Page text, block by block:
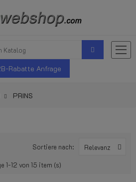
Rabatte Anfrage
PRINS
Sortiere nach: Relevanz
1-12 von 15 item (s)